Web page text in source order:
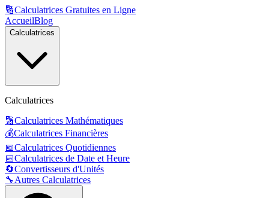
🔢Calculatrices Gratuites en Ligne
AccueilBlog
Calculatrices
Calculatrices
🔢Calculatrices Mathématiques
💰Calculatrices Financières
📅Calculatrices Quotidiennes
📅Calculatrices de Date et Heure
🔄Convertisseurs d'Unités
🔧Autres Calculatrices